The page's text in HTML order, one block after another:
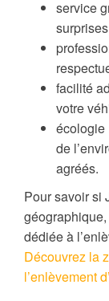
service
facilité
votre
écologie
de
agréés.
Pour savoir si
dédiée à
Découvrez la
l’enlèvement